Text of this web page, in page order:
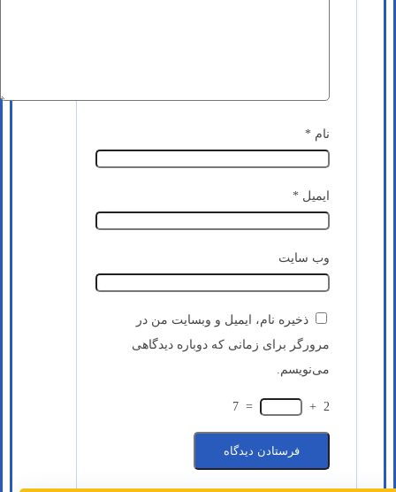
نام *
ایمیل *
وب‌ سایت
ذخیره نام، ایمیل و وبسایت من در
مرورگر برای زمانی که دوباره دیدگاهی
می‌نویسم.
2
+
=
7